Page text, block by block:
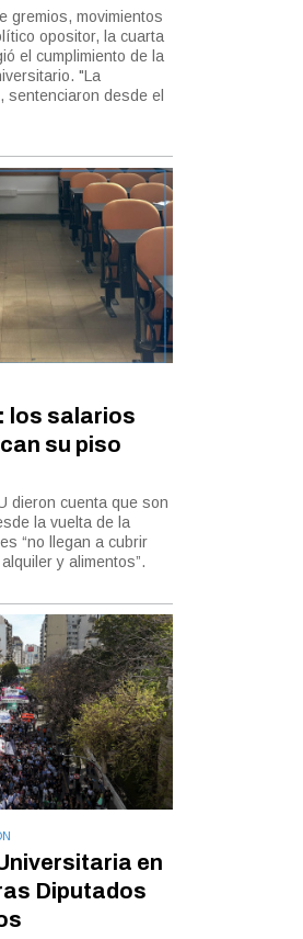
gremios, movimientos
opositor, la cuarta
el cumplimiento de la
"La
sentenciaron desde el
los salarios
su piso
dieron cuenta que son
la vuelta de la
“no llegan a cubrir
y alimentos”.
en
Diputados